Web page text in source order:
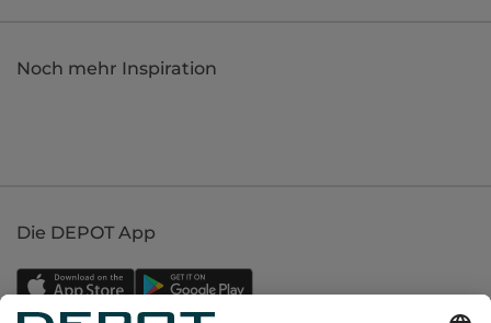
Noch mehr Inspiration
Die DEPOT App